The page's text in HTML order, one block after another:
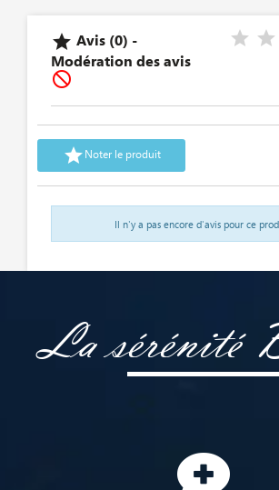
 Avis (0) -
Modération des avis

Noter le produit
Il n'y a pas encore d'avis pour ce
La sérénité